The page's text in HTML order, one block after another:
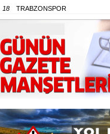
18
TRABZONSPOR